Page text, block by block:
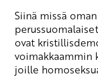
Siinä missä
ovat
voimakkaammin
joille